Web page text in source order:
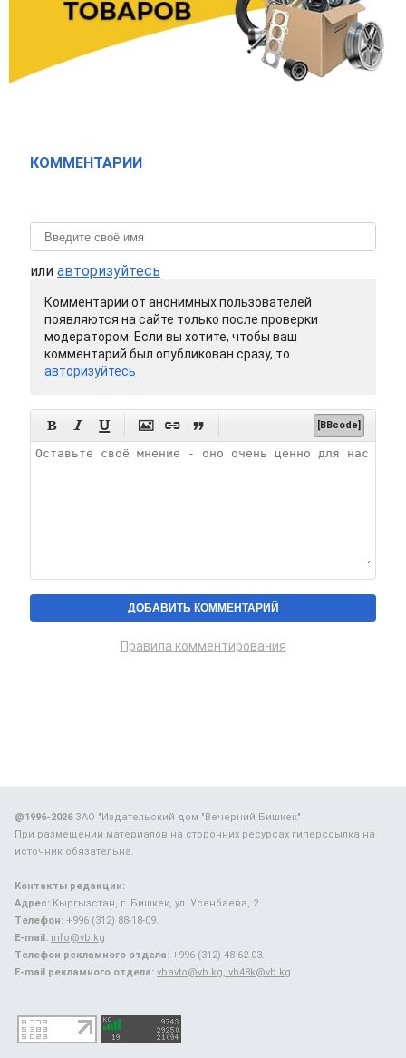
КОММЕНТАРИИ
или авторизуйтесь
Комментарии от анонимных пользователей
появляются на сайте только после проверки
модератором. Если вы хотите, чтобы ваш
комментарий был опубликован сразу, то
авторизуйтесь
      [BBcode]
Правила комментирования
@1996-2026ЗАО "Издательский дом "Вечерний Бишкек"
При размещении материалов на сторонних ресурсах гиперссылка на
источник обязательна.
Контакты редакции:
Адрес: Кыргызстан, г. Бишкек, ул. Усенбаева, 2.
Телефон: +996 (312) 88-18-09.
E-mail: info@vb.kg
Телефон рекламного отдела: +996 (312) 48-62-03.
E-mail рекламного отдела: vbavto@vb.kg, vb48k@vb.kg